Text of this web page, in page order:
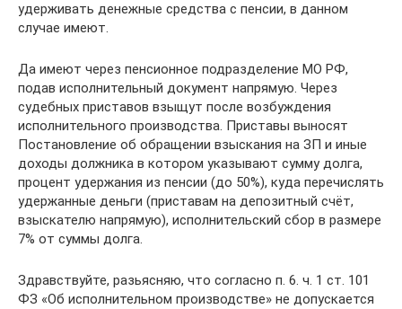
удерживать денежные средства с пенсии, в данном
случае имеют.
Да имеют через пенсионное подразделение МО РФ,
подав исполнительный документ напрямую. Через
судебных приставов взыщут после возбуждения
исполнительного производства. Приставы выносят
Постановление об обращении взыскания на ЗП и иные
доходы должника в котором указывают сумму долга,
процент удержания из пенсии (до 50%), куда перечислять
удержанные деньги (приставам на депозитный счёт,
взыскателю напрямую), исполнительский сбор в размере
7% от суммы долга.
Здравствуйте, разьясняю, что согласно п. 6. ч. 1 ст. 101
ФЗ «Об исполнительном производстве» не допускается